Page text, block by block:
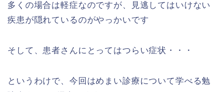
多くの場合は軽症なのですが、見逃してはいけない
疾患が隠れているのがやっかいです
そして、患者さんにとってはつらい症状・・・
というわけで、今回はめまい診療について学べる勉